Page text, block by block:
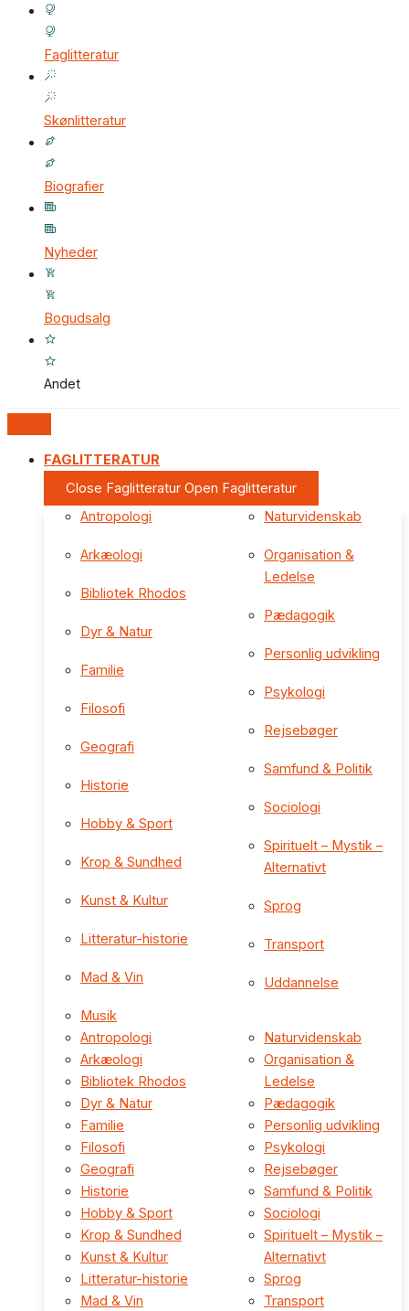
Faglitteratur
Skønlitteratur
Biografier
Nyheder
Bogudsalg
Andet
FAGLITTERATUR
Close Faglitteratur Open Faglitteratur
Antropologi
Arkæologi
Bibliotek Rhodos
Dyr & Natur
Familie
Filosofi
Geografi
Historie
Hobby & Sport
Krop & Sundhed
Kunst & Kultur
Litteratur-historie
Mad & Vin
Musik
Naturvidenskab
Organisation &
Ledelse
Pædagogik
Personlig udvikling
Psykologi
Rejsebøger
Samfund & Politik
Sociologi
Spirituelt – Mystik –
Alternativt
Sprog
Transport
Uddannelse
Antropologi
Arkæologi
Bibliotek Rhodos
Dyr & Natur
Familie
Filosofi
Geografi
Historie
Hobby & Sport
Krop & Sundhed
Kunst & Kultur
Litteratur-historie
Mad & Vin
Naturvidenskab
Organisation &
Ledelse
Pædagogik
Personlig udvikling
Psykologi
Rejsebøger
Samfund & Politik
Sociologi
Spirituelt – Mystik –
Alternativt
Sprog
Transport